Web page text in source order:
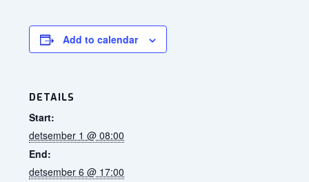
Add to calendar
DETAILS
Start:
detsember 1 @ 08:00
End:
detsember 6 @ 17:00